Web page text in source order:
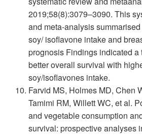
2019;58(8):3079–3090. This
and meta-analysis
soy/ isoflavone intake and
prognosis Findings indicated a
better overall survival with
soy/isoflavones intake.
Farvid MS, Holmes MD, Chen
Tamimi RM, Willett WC, et al.
and vegetable consumption
survival: prospective analyses